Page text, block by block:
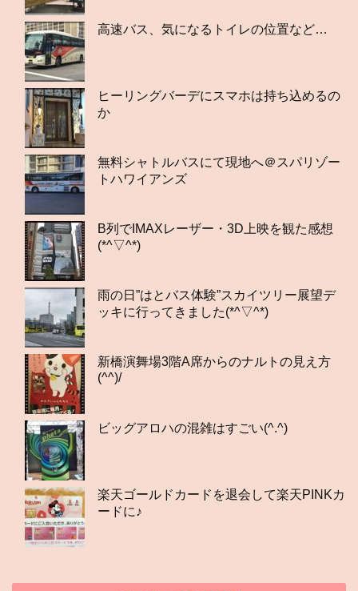
高速バス、気になるトイレの位置など…
ヒーリングバーデにスマホは持ち込めるの
か
無料シャトルバスにて現地へ＠スパリゾー
トハワイアンズ
B列でIMAXレーザー・3D上映を観た感想
(*^▽^*)
雨の日”はとバス体験”スカイツリー展望デ
ッキに行ってきました(*^▽^*)
新橋演舞場3階A席からのナルトの見え方
(^^)/
ビッグアロハの混雑はすごい(^.^)
楽天ゴールドカードを退会して楽天PINKカ
ードに♪